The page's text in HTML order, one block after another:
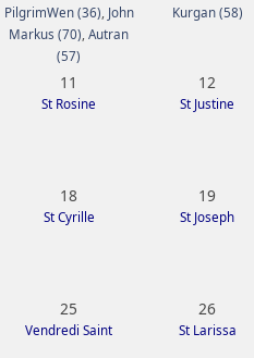
PilgrimWen (36) John
Markus (70) ,Autran
(57)
Kurgan (58)
11
St Rosine
12
St Justine
18
St Cyrille
19
St Joseph
25
Vendredi Saint
26
St Larissa